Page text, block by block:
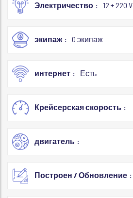
Электричество 12 + 220 V
экипаж 0 экипаж
интернет Есть
Крейсерская скорость
двигатель
Построен / Обновление